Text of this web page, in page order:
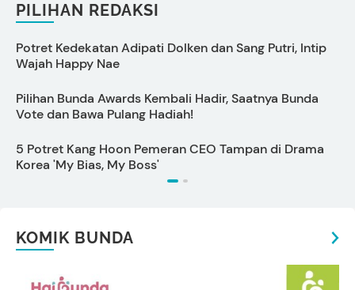
PILIHAN REDAKSI
Potret Kedekatan Adipati Dolken dan Sang Putri, Intip
Wajah Happy Nae
Pilihan Bunda Awards Kembali Hadir, Saatnya Bunda
Vote dan Bawa Pulang Hadiah!
5 Potret Kang Hoon Pemeran CEO Tampan di Drama
Korea 'My Bias, My Boss'
KOMIK BUNDA